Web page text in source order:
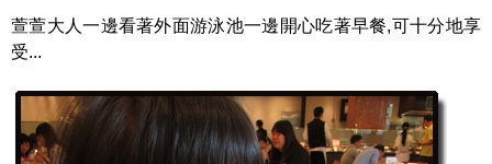
萱萱大人一邊看著外面游泳池一邊開心吃著早餐,可十分地享
受...